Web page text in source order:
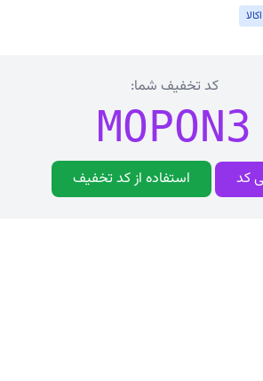
کد تخفیف شما:
MOPON3
کد استفاده از کد تخفیف